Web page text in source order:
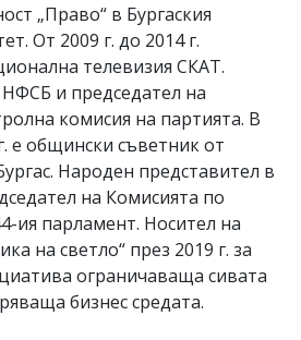
„Право“ в Бургаския
От 2009 г. до 2014 г.
телевизия СКАТ.
и председател на
комисия на партията. В
е общински съветник от
Народен представител в
на Комисията по
ия парламент. Носител на
на светло“ през 2019 г. за
ограничаваща сивата
бизнес средата.